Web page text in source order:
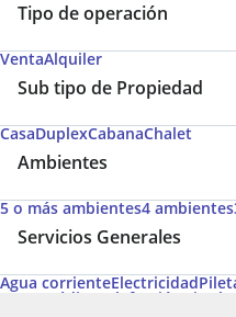
Tipo de operación
VentaAlquiler
Sub tipo de Propiedad
CasaDuplexCabanaChalet
Ambientes
5 o más ambientes4 ambientes
Servicios Generales
Agua corrienteElectricidad
Apto Crédito Calefacción tiro